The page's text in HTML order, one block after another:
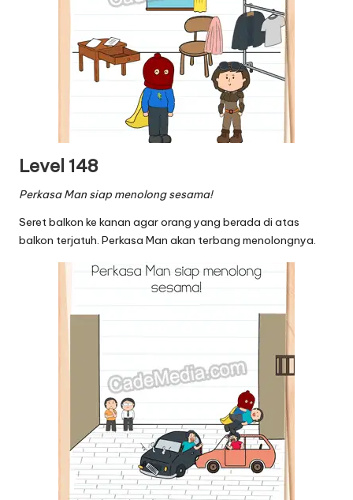
Level 148
Perkasa Man siap menolong sesama!
Seret balkon ke kanan agar orang yang berada di atas
balkon terjatuh. Perkasa Man akan terbang menolongnya.